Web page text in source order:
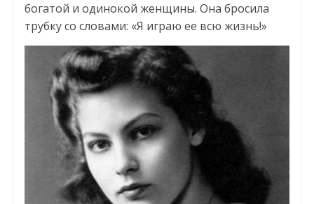
богатой и одинокой женщины. Она бросила
трубку со словами: «Я играю ее всю жизнь!»